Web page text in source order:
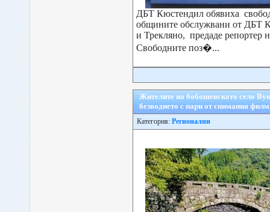
ДБТ Кюстендил обявиха
общините обслужвани от ДБТ
и Трекляно, предаде репортер
Свободните поз�...
Жителите на бобошевското село
безводието с пари от снимания филм
Категория: Регионални